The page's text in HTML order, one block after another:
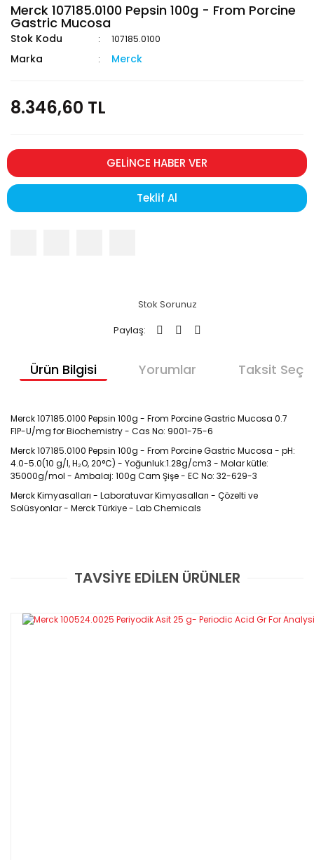
Merck 107185.0100 Pepsin 100g - From Porcine
Gastric Mucosa
Stok Kodu 107185.0100
Marka Merck
8.346,60 TL
GELİNCE HABER VER
Teklif Al
Stok Sorunuz
Paylaş:
Ürün Bilgisi Yorumlar Taksit
Merck 107185.0100 Pepsin 100g - From Porcine Gastric Mucosa 0.7
FIP-U/mg for Biochemistry - Cas No: 9001-75-6
Merck 107185.0100 Pepsin 100g - From Porcine Gastric Mucosa - pH:
4.0-5.0(10 g/l, H₂O, 20°C) - Yoğunluk:1.28g/cm3 - Molar kütle:
35000g/mol - Ambalaj: 100g Cam Şişe - EC No: 32-629-3
Merck Kimyasalları - Laboratuvar Kimyasalları - Çözelti ve
Solüsyonlar - Merck Türkiye - Lab Chemicals
Bu ürüne ilk yorumu siz yapın!
Yorum Yaz
TAVSİYE EDİLEN ÜRÜNLER